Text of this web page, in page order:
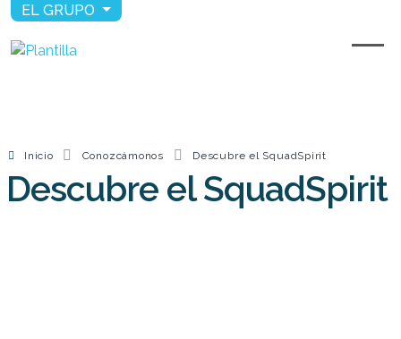
EL GRUPO
Inicio Conozcámonos Descubre el SquadSpirit
Descubre el SquadSpirit